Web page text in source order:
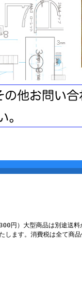
円） 大型商品は別途送
します。消費税は全て商